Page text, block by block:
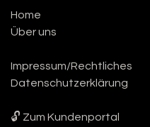
Home
Über uns
Impressum/Rechtliches
Datenschutzerklärung
🔓 Zum Kundenportal